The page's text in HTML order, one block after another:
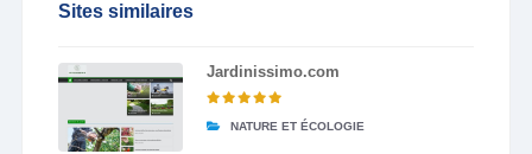
Sites similaires
Jardinissimo.com
NATURE ET ÉCOLOGIE